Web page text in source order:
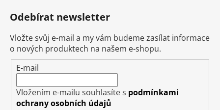
Odebírat newsletter
Vložte svůj e-mail a my vám budeme zasílat informace
o nových produktech na našem e-shopu.
E-mail
Vložením e-mailu souhlasíte s podmínkami
ochrany osobních údajů